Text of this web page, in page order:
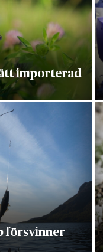
importerad
försvinner